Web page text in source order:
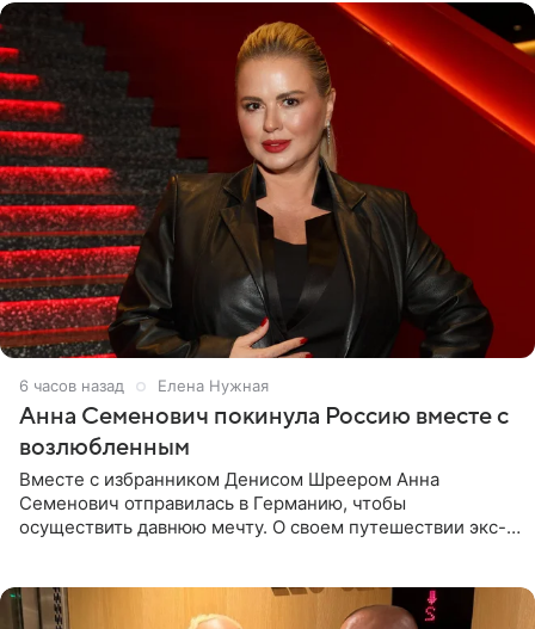
6 часов назад Елена Нужная
Анна Семенович покинула Россию вместе с
возлюбленным
Вместе с избранником Денисом Шреером Анна
Семенович отправилась в Германию, чтобы
осуществить давнюю мечту. О своем путешествии экс-